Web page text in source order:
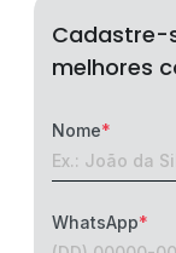
Cadastre-
melhores
Nome
WhatsApp